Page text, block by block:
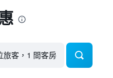
旅客，1 間客房